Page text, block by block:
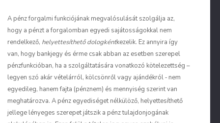
A pénz forgalmi funkciójának megvalósulását szolgálja az,
hogy a pénzt a forgalomban egyedi sajátosságokkal nem
rendelkező, helyettesíthető dologkéntkezelik. Ez annyira így
van, hogy bankjegy és érme csak abban az esetben szerepel
pénzfunkcióban, ha a szolgáltatására vonatkozó kötelezettség –
legyen szó akár vételárról, kölcsönről vagy ajándékról ‑ nem
egyedileg, hanem fajta (pénznem) és mennyiség szerint van
meghatározva. A pénz egyediséget nélkülöző, helyettesíthető
jellege lényeges szerepet játszik a pénz tulajdonjogának